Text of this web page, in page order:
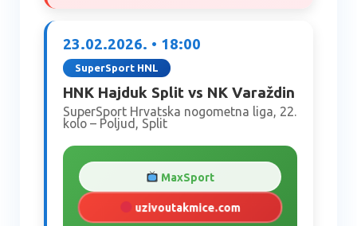
23.02.2026. • 18:00
SuperSport HNL
HNK Hajduk Split vs NK Varaždin
SuperSport Hrvatska nogometna liga, 22.
kolo – Poljud, Split
MaxSport
uzivoutakmice.com